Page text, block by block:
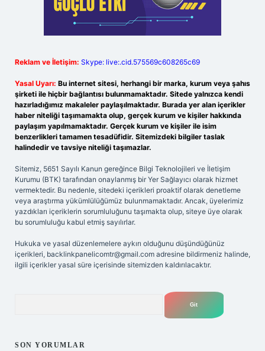
Reklam ve İletişim: Skype: live:.cid.575569c608265c69
Yasal Uyarı: Bu internet sitesi, herhangi bir marka, kurum veya şahıs
şirketi ile hiçbir bağlantısı bulunmamaktadır. Sitede yalnızca kendi
hazırladığımız makaleler paylaşılmaktadır. Burada yer alan içerikler
haber niteliği taşımamakta olup, gerçek kurum ve kişiler hakkında
paylaşım yapılmamaktadır. Gerçek kurum ve kişiler ile isim
benzerlikleri tamamen tesadüfidir. Sitemizdeki bilgiler taslak
halindedir ve tavsiye niteliği taşımazlar.
Sitemiz, 5651 Sayılı Kanun gereğince Bilgi Teknolojileri ve İletişim
Kurumu (BTK) tarafından onaylanmış bir Yer Sağlayıcı olarak hizmet
vermektedir. Bu nedenle, sitedeki içerikleri proaktif olarak denetleme
veya araştırma yükümlülüğümüz bulunmamaktadır. Ancak, üyelerimiz
yazdıkları içeriklerin sorumluluğunu taşımakta olup, siteye üye olarak
bu sorumluluğu kabul etmiş sayılırlar.
Hukuka ve yasal düzenlemelere aykırı olduğunu düşündüğünüz
içerikleri, backlinkpanelicomtr@gmail.com adresine bildirmeniz halinde,
ilgili içerikler yasal süre içerisinde sitemizden kaldırılacaktır.
SON YORUMLAR